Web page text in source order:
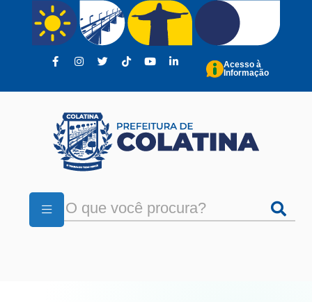
Pular para o conteúdo principal
Acesso à
Informação